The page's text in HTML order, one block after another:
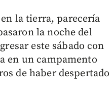
la tierra, parecería
la noche del
este sábado con
en un campamento
de haber despertado